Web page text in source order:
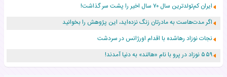
ایران کم‌تولدترین سال ۷۰ سال اخیر را پشت سر گذاشت!
اگر مدت‌هاست به مادرتان زنگ نزده‌اید، این پژوهش را بخوانید
نجات نوزاد رهاشده با اقدام اورژانس در سردشت
۵۵۹ نوزاد در پرو با نام «هالند» به دنیا آمدند!
زن ۲۴ ساله پس از درمان سرطان رحم، مادر شد